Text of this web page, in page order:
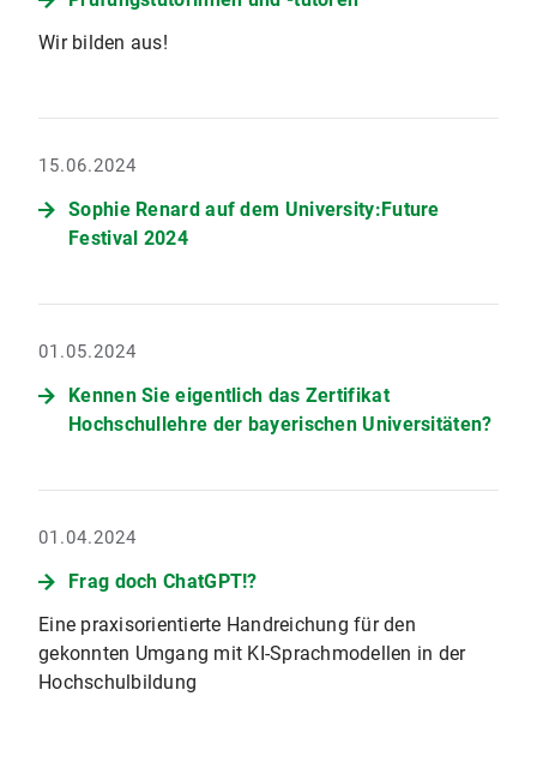
Wir bilden aus!
15.06.2024
Sophie Renard auf dem University:Future
Festival 2024
01.05.2024
Kennen Sie eigentlich das Zertifikat
Hochschullehre der bayerischen Universitäten?
01.04.2024
Frag doch ChatGPT!?
Eine praxisorientierte Handreichung für den
gekonnten Umgang mit KI-Sprachmodellen in der
Hochschulbildung